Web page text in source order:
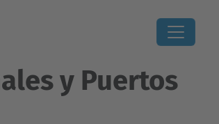
y Puertos